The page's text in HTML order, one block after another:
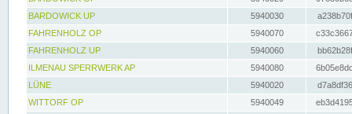
BARDOWICK UP
5940030
FAHRENHOLZ OP
5940070
FAHRENHOLZ UP
5940060
ILMENAU SPERRWERK AP
5940080
LÜNE
5940020
WITTORF OP
5940049